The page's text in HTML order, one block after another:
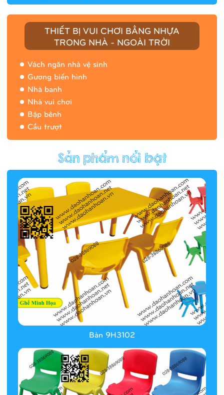
THIẾT BỊ VUI CHƠI BẰNG NHỰA
TRONG NHÀ - NGOÀI TRỜI
Vách ngăn nhà vệ sinh
Gương biến hình
Nhà banh
Nhà vui chơi
Bập bênh
Cầu trượt
Hàng rào/nhà banh 9H5412
Bàn 9H3102